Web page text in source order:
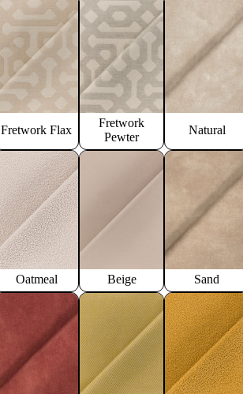
Fretwork Flax
Fretwork
Pewter
Natural
Oatmeal Beige Sand